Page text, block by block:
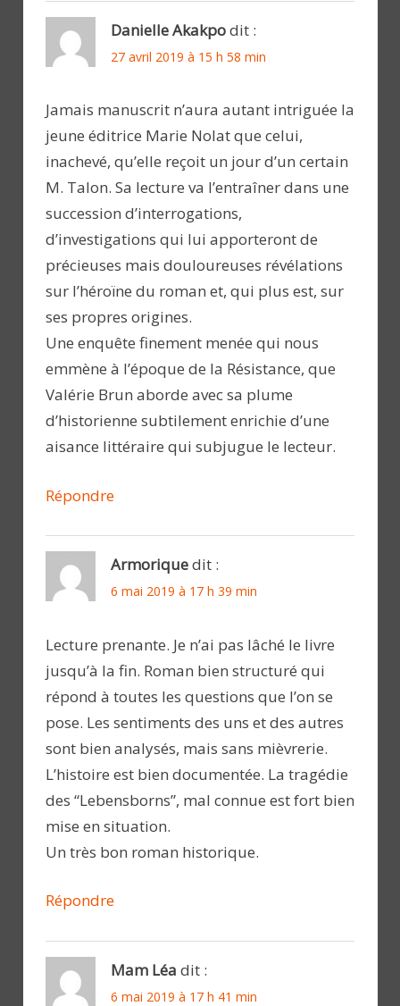
Danielle Akakpodit :
27 avril 2019 à 15 h 58 min
Jamais manuscrit n’aura autant intriguée la
jeune éditrice Marie Nolat que celui,
inachevé, qu’elle reçoit un jour d’un certain
M. Talon. Sa lecture va l’entraîner dans une
succession d’interrogations,
d’investigations qui lui apporteront de
précieuses mais douloureuses révélations
sur l’héroïne du roman et, qui plus est, sur
ses propres origines.
Une enquête finement menée qui nous
emmène à l’époque de la Résistance, que
Valérie Brun aborde avec sa plume
d’historienne subtilement enrichie d’une
aisance littéraire qui subjugue le lecteur.
Répondre
Armoriquedit :
6 mai 2019 à 17 h 39 min
Lecture prenante. Je n’ai pas lâché le livre
jusqu’à la fin. Roman bien structuré qui
répond à toutes les questions que l’on se
pose. Les sentiments des uns et des autres
sont bien analysés, mais sans mièvrerie.
L’histoire est bien documentée. La tragédie
des “Lebensborns”, mal connue est fort bien
mise en situation.
Un très bon roman historique.
Répondre
Mam Léa dit :
6 mai 2019 à 17 h 41 min